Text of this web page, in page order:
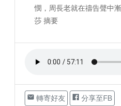
憫，周長老就在禱告聲中
莎 摘要
轉寄好友 分享至FB